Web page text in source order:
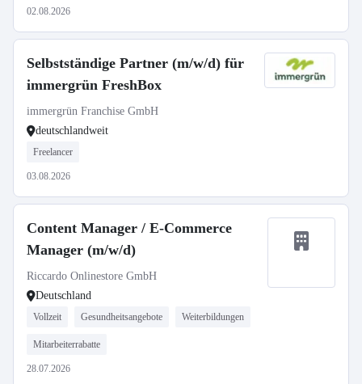
02.08.2026
Selbstständige Partner (m/w/d) für
immergrün FreshBox
immergrün Franchise GmbH
deutschlandweit
Freelancer
03.08.2026
Content Manager / E-Commerce
Manager (m/w/d)
Riccardo Onlinestore GmbH
Deutschland
Vollzeit Gesundheitsangebote Weiterbildungen
Mitarbeiterrabatte
28.07.2026